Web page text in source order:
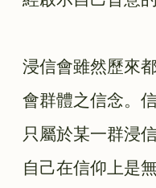
浸信會雖然歷來
會群體之信念。
只屬於某一群浸
自己在信仰上是